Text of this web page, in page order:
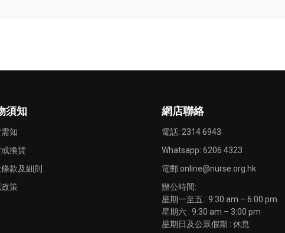
須知
知
換貨
款及細則
策
網店聯絡
電話: 2314 6943
Whatsapp: 6206 4323
電郵:online@nurse.org.hk
辦公時間:
星期一至五 : 9:30 am – 6:00 pm
星期六 : 9:30 am – 3:00 pm
星期日及公眾假期 : 休息